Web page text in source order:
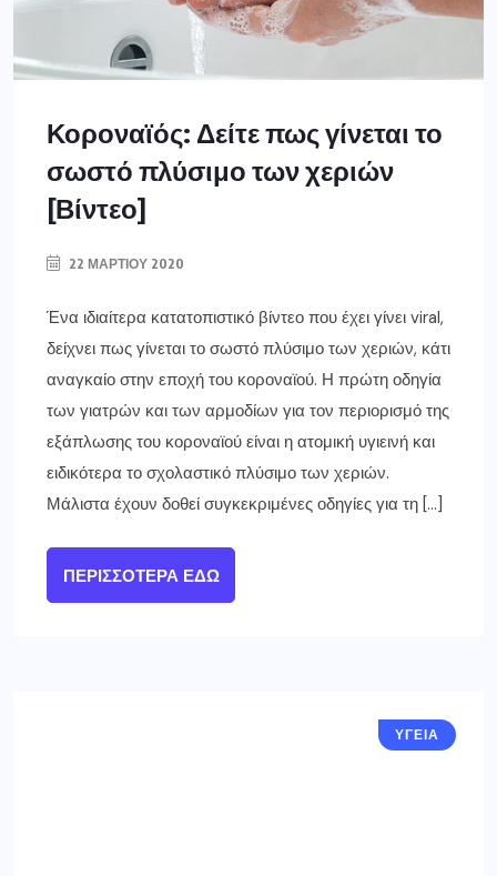
Κοροναϊός: Δείτε πως γίνεται το
σωστό πλύσιμο των χεριών
[Βίντεο]
22 ΜΑΡΤΊΟΥ 2020
Ένα ιδιαίτερα κατατοπιστικό βίντεο που έχει γίνει viral,
δείχνει πως γίνεται το σωστό πλύσιμο των χεριών, κάτι
αναγκαίο στην εποχή του κοροναϊού. Η πρώτη οδηγία
των γιατρών και των αρμοδίων για τον περιορισμό της
εξάπλωσης του κοροναϊού είναι η ατομική υγιεινή και
ειδικότερα το σχολαστικό πλύσιμο των χεριών.
Μάλιστα έχουν δοθεί συγκεκριμένες οδηγίες για τη […]
ΠΕΡΙΣΣΌΤΕΡΑ ΕΔΏ
ΥΓΕΙΑ